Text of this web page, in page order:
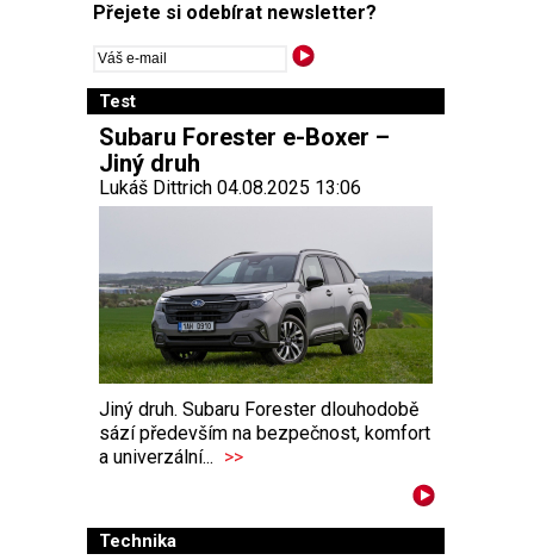
Přejete si odebírat newsletter?
Test
Subaru Forester e-Boxer –
Jiný druh
Lukáš Dittrich 04.08.2025 13:06
Jiný druh. Subaru Forester dlouhodobě
sází především na bezpečnost, komfort
a univerzální... >>
Technika